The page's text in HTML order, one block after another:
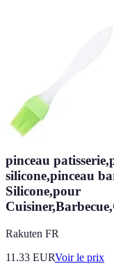
pinceau
silicone,pinceau
Silicone,pour
Rakuten FR
11.33 EURVoir le prix